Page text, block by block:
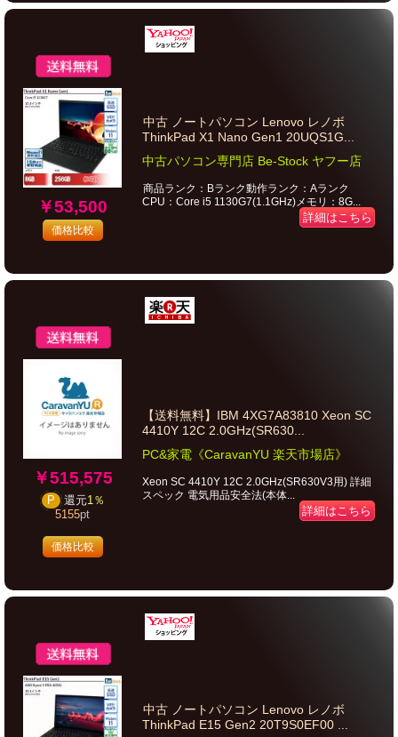
￥53,500
価格比較
中古 ノートパソコン Lenovo レノボ
ThinkPad X1 Nano Gen1 20UQS1G...
中古パソコン専門店 Be-Stock ヤフー店
商品ランク：Bランク動作ランク：Aランク
CPU：Core i5 1130G7(1.1GHz)メモリ：8G...
詳細はこちら
￥515,575
P 還元1％
5155pt
価格比較
【送料無料】IBM 4XG7A83810 Xeon SC
4410Y 12C 2.0GHz(SR630...
PC&家電《CaravanYU 楽天市場店》
Xeon SC 4410Y 12C 2.0GHz(SR630V3用) 詳細
スペック 電気用品安全法(本体...
詳細はこちら
中古 ノートパソコン Lenovo レノボ
ThinkPad E15 Gen2 20T9S0EF00 ...